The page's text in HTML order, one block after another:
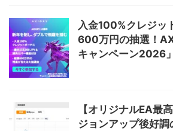
入金100%クレジッ
600万円の抽選！
キャンペーン2026
【オリジナルEA最
ジョンアップ後好